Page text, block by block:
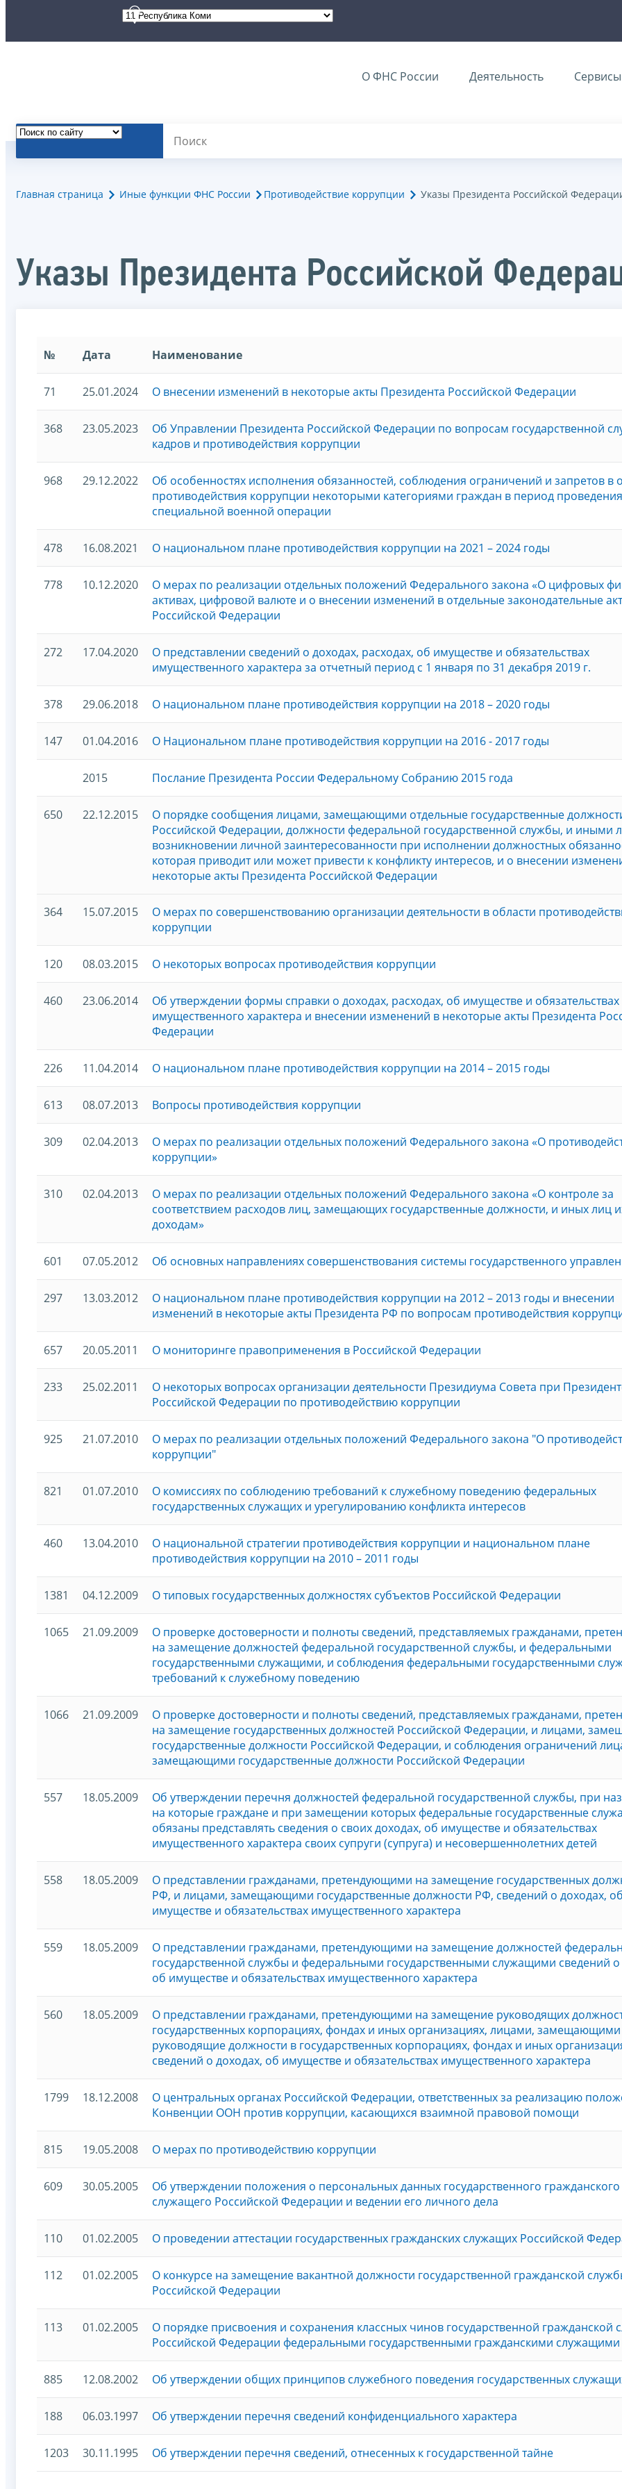
О ФНС России Деятельность Сервисы
Главная страница Иные функции ФНС России Противодействие коррупции Указы Президента Российской
Указы Президента Российской
№ Дата Наименование
71 25.01.2024 О внесении изменений в некоторые акты Президента Российской Федерации
368 23.05.2023
Об Управлении Президента Российской Федерации по вопросам государственной
кадров и противодействия коррупции
968 29.12.2022
Об особенностях исполнения обязанностей, соблюдения ограничений и запретов в
противодействия коррупции некоторыми категориями граждан в период проведения
специальной военной операции
478 16.08.2021 О национальном плане противодействия коррупции на 2021 – 2024 годы
778 10.12.2020
О мерах по реализации отдельных положений Федерального закона «О цифровых
активах, цифровой валюте и о внесении изменений в отдельные законодательные
Российской Федерации
272 17.04.2020
О представлении сведений о доходах, расходах, об имуществе и обязательствах
имущественного характера за отчетный период с 1 января по 31 декабря 2019 г.
378 29.06.2018 О национальном плане противодействия коррупции на 2018 – 2020 годы
147 01.04.2016 О Национальном плане противодействия коррупции на 2016 - 2017 годы
2015 Послание Президента России Федеральному Собранию 2015 года
650 22.12.2015
О порядке сообщения лицами, замещающими отдельные государственные
Российской Федерации, должности федеральной государственной службы, и иными
возникновении личной заинтересованности при исполнении должностных
которая приводит или может привести к конфликту интересов, и о внесении
некоторые акты Президента Российской Федерации
364 15.07.2015
О мерах по совершенствованию организации деятельности в области
коррупции
120 08.03.2015 О некоторых вопросах противодействия коррупции
460 23.06.2014
Об утверждении формы справки о доходах, расходах, об имуществе и обязательствах
имущественного характера и внесении изменений в некоторые акты Президента
Федерации
226 11.04.2014 О национальном плане противодействия коррупции на 2014 – 2015 годы
613 08.07.2013 Вопросы противодействия коррупции
309 02.04.2013
О мерах по реализации отдельных положений Федерального закона «О
коррупции»
310 02.04.2013
О мерах по реализации отдельных положений Федерального закона «О контроле за
соответствием расходов лиц, замещающих государственные должности, и иных лиц
доходам»
601 07.05.2012 Об основных направлениях совершенствования системы государственного
297 13.03.2012
О национальном плане противодействия коррупции на 2012 – 2013 годы и внесении
изменений в некоторые акты Президента РФ по вопросам противодействия
657 20.05.2011 О мониторинге правоприменения в Российской Федерации
233 25.02.2011
О некоторых вопросах организации деятельности Президиума Совета при
Российской Федерации по противодействию коррупции
925 21.07.2010
О мерах по реализации отдельных положений Федерального закона "О
коррупции"
821 01.07.2010
О комиссиях по соблюдению требований к служебному поведению федеральных
государственных служащих и урегулированию конфликта интересов
460 13.04.2010
О национальной стратегии противодействия коррупции и национальном плане
противодействия коррупции на 2010 – 2011 годы
1381 04.12.2009 О типовых государственных должностях субъектов Российской Федерации
1065 21.09.2009
О проверке достоверности и полноты сведений, представляемых гражданами,
на замещение должностей федеральной государственной службы, и федеральными
государственными служащими, и соблюдения федеральными государственными
требований к служебному поведению
1066 21.09.2009
О проверке достоверности и полноты сведений, представляемых гражданами,
на замещение государственных должностей Российской Федерации, и лицами,
государственные должности Российской Федерации, и соблюдения ограничений
замещающими государственные должности Российской Федерации
557 18.05.2009
Об утверждении перечня должностей федеральной государственной службы, при
на которые граждане и при замещении которых федеральные государственные
обязаны представлять сведения о своих доходах, об имуществе и обязательствах
имущественного характера своих супруги (супруга) и несовершеннолетних детей
558 18.05.2009
О представлении гражданами, претендующими на замещение государственных
РФ, и лицами, замещающими государственные должности РФ, сведений о доходах, об
имуществе и обязательствах имущественного характера
559 18.05.2009
О представлении гражданами, претендующими на замещение должностей
государственной службы и федеральными государственными служащими сведений о
об имуществе и обязательствах имущественного характера
560 18.05.2009
О представлении гражданами, претендующими на замещение руководящих
государственных корпорациях, фондах и иных организациях, лицами, замещающими
руководящие должности в государственных корпорациях, фондах и иных
сведений о доходах, об имуществе и обязательствах имущественного характера
1799 18.12.2008
О центральных органах Российской Федерации, ответственных за реализацию
Конвенции ООН против коррупции, касающихся взаимной правовой помощи
815 19.05.2008 О мерах по противодействию коррупции
609 30.05.2005
Об утверждении положения о персональных данных государственного гражданского
служащего Российской Федерации и ведении его личного дела
110 01.02.2005 О проведении аттестации государственных гражданских служащих Российской
112 01.02.2005
О конкурсе на замещение вакантной должности государственной гражданской
Российской Федерации
113 01.02.2005
О порядке присвоения и сохранения классных чинов государственной гражданской
Российской Федерации федеральными государственными гражданскими служащими
885 12.08.2002 Об утверждении общих принципов служебного поведения государственных
188 06.03.1997 Об утверждении перечня сведений конфиденциального характера
1203 30.11.1995 Об утверждении перечня сведений, отнесенных к государственной тайне